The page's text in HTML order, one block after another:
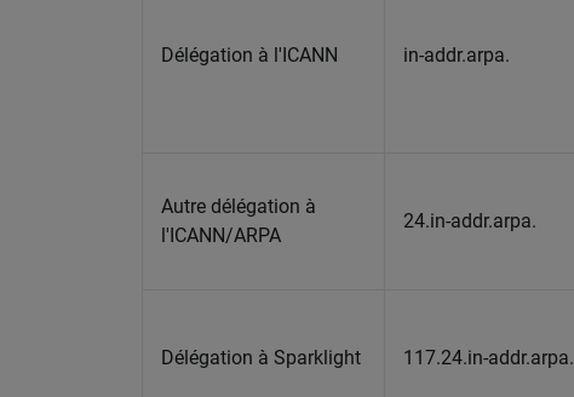
Délégation à l'ICANN in-addr.arpa.
Autre délégation à
l'ICANN/ARPA
24.in-addr.arpa.
Délégation à Sparklight 117.24.in-addr.arpa.